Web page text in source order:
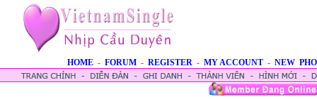
HOME - FORUM - REGISTER - MY ACCOUNT - NEW